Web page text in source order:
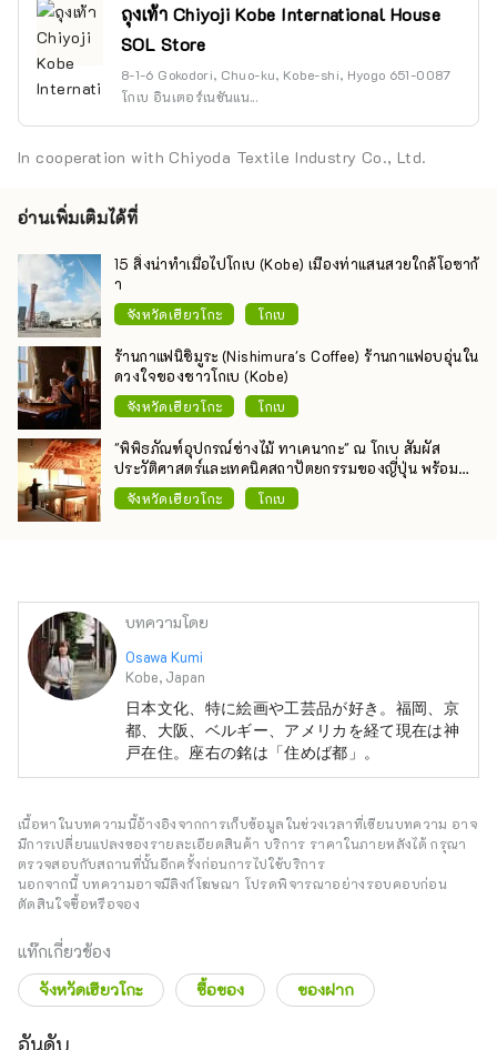
ถุงเท้า Chiyoji Kobe International House
SOL Store
8-1-6 Gokodori, Chuo-ku, Kobe-shi, Hyogo 651-0087
โกเบ อินเตอร์เนชันแน...
In cooperation with Chiyoda Textile Industry Co., Ltd.
อ่านเพิ่มเติมได้ที่
15 สิ่งน่าทำเมื่อไปโกเบ (Kobe) เมืองท่าแสนสวยใกล้โอซาก้
า
จังหวัดเฮียวโกะ โกเบ
ร้านกาแฟนิชิมูระ (Nishimura's Coffee) ร้านกาแฟอบอุ่นใน
ดวงใจของชาวโกเบ (Kobe)
จังหวัดเฮียวโกะ โกเบ
"พิพิธภัณฑ์อุปกรณ์ช่างไม้ ทาเคนากะ" ณ โกเบ สัมผัส
ประวัติศาสตร์และเทคนิคสถาปัตยกรรมของญี่ปุ่น พร้อม
ทดลองทำงานช่างไม้แสนสนุก!
จังหวัดเฮียวโกะ โกเบ
บทความโดย
Osawa Kumi
Kobe, Japan
日本文化、特に絵画や工芸品が好き。福岡、京
都、大阪、ベルギー、アメリカを経て現在は神
戸在住。座右の銘は「住めば都」。
เนื้อหาในบทความนี้อ้างอิงจากการเก็บข้อมูลในช่วงเวลาที่เขียนบทความ อาจ
มีการเปลี่ยนแปลงของรายละเอียดสินค้า บริการ ราคาในภายหลังได้ กรุณา
ตรวจสอบกับสถานที่นั้นอีกครั้งก่อนการไปใช้บริการ
นอกจากนี้ บทความอาจมีลิงก์โฆษณา โปรดพิจารณาอย่างรอบคอบก่อน
ตัดสินใจซื้อหรือจอง
แท๊กเกี่ยวข้อง
จังหวัดเฮียวโกะ ซื้อของ ของฝาก
อันดับ